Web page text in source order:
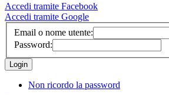
Accedi tramite Facebook
Accedi tramite Google
Email o nome utente:
Password:
Non ricordo la password